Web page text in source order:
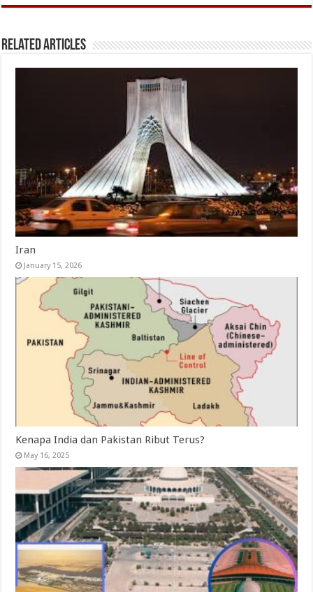
Related Articles
Iran
January 15, 2026
Kenapa India dan Pakistan Ribut Terus?
May 16, 2025